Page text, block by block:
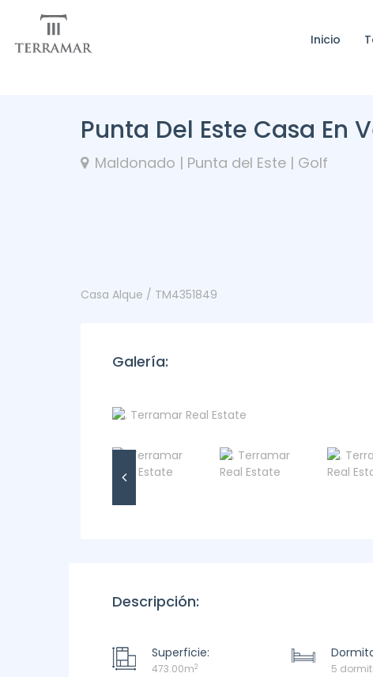
Inicio
Punta Del Este Casa En
Maldonado | Punta del Este | Golf
Casa Alque / TM4351849
Galería:
Descripción:
Superficie:
473.00m2 5